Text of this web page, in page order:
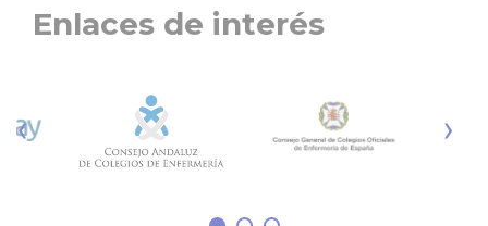
retinopatía solar, una quemadura fotoquímica
fotoquímica de la retina, la pérdida parcial o
irreversible de la visión, distorsión de las
Enlaces de interés
‹ ›